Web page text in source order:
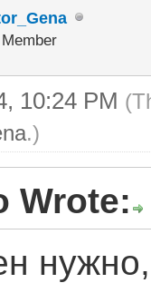
10:24 PM
.)
Wrote: